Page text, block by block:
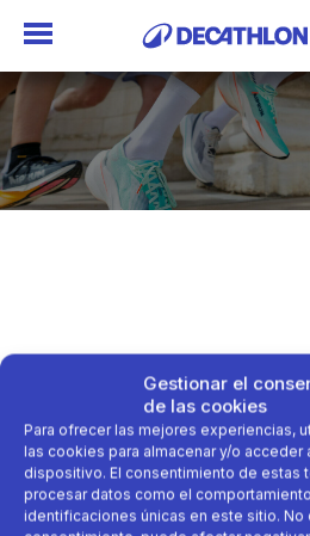
Gestionar el
de las cookies
Para ofrecer las mejores experiencias,
las cookies para almacenar y/o acceder
dispositivo. El consentimiento de estas
procesar datos como el
identificaciones únicas en este sitio. No